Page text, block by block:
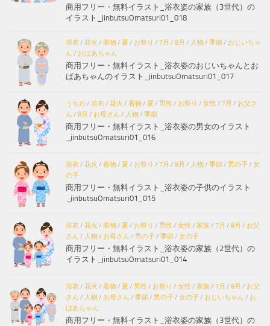
商用フリー・無料イラスト_浴衣姿の家族（3世代）の
イラスト_jinbutsuOmatsuri01_018
浴衣/ 花火 / 着物/ 夏 / お祭り / 7月 / 8月 / 人物/ 季節/ おじいちゃ
ん / おばあちゃん
商用フリー・無料イラスト_浴衣姿のおじいちゃんとお
ばあちゃんのイラスト_jinbutsuOmatsuri01_017
うちわ/ 浴衣/ 花火 / 着物/ 夏 / 男性 / お祭り / 女性 / 7月 / お父さ
ん / 8月 / お母さん / 人物/ 季節
商用フリー・無料イラスト_浴衣姿の男女のイラスト
_jinbutsuOmatsuri01_016
浴衣/ 花火 / 着物/ 夏 / お祭り / 7月 / 8月 / 人物/ 季節/ 男の子/ 女
の子
商用フリー・無料イラスト_浴衣姿の子供のイラスト
_jinbutsuOmatsuri01_015
浴衣/ 花火 / 着物/ 夏 / お祭り / 男性 / 女性 / 家族/ 7月 / 8月 / お父
さん / 人物/ お母さん / 男の子/ 季節/ 女の子
商用フリー・無料イラスト_浴衣姿の家族（2世代）の
イラスト_jinbutsuOmatsuri01_014
浴衣/ 花火 / 着物/ 夏 / 男性 / お祭り / 女性 / 家族/ 7月 / 8月 / お父
さん / 人物/ お母さん / 季節/ 男の子/ 女の子/ おじいちゃん / お
ばあちゃん
商用フリー・無料イラスト_浴衣姿の家族（3世代）の